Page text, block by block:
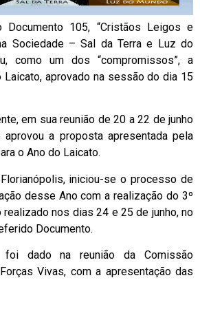
105, “Cristãos Leigos e
Sociedade – Sal da Terra e Luz do
como um dos “compromissos”, a
Laicato, aprovado na sessão do dia 15
em sua reunião de 20 a 22 de junho
a proposta apresentada pela
o Ano do Laicato.
iniciou-se o processo de
desse Ano com a realização do 3º
realizado nos dias 24 e 25 de junho, no
Documento.
dado na reunião da Comissão
Vivas, com a apresentação das